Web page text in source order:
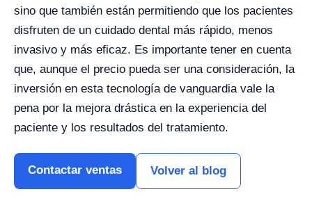
sino que también están permitiendo que los pacientes
disfruten de un cuidado dental más rápido, menos
invasivo y más eficaz. Es importante tener en cuenta
que, aunque el precio pueda ser una consideración, la
inversión en esta tecnología de vanguardia vale la
pena por la mejora drástica en la experiencia del
paciente y los resultados del tratamiento.
Contactar ventas Volver al blog